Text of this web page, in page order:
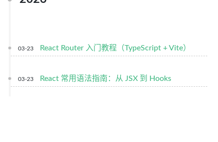
03-23 React Router 入门教程（TypeScript + Vite）
03-23 React 常用语法指南：从 JSX 到 Hooks